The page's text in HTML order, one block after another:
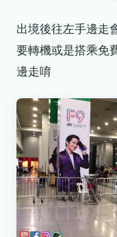
出境後往左手邊走
要轉機或是搭乘免
邊走唷